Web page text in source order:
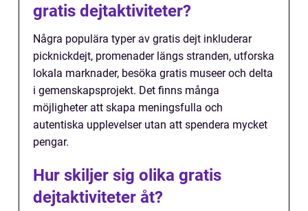
gratis dejtaktiviteter?
Några populära typer av gratis dejt inkluderar
picknickdejt, promenader längs stranden, utforska
lokala marknader, besöka gratis museer och delta
i gemenskapsprojekt. Det finns många
möjligheter att skapa meningsfulla och
autentiska upplevelser utan att spendera mycket
pengar.
Hur skiljer sig olika gratis
dejtaktiviteter åt?